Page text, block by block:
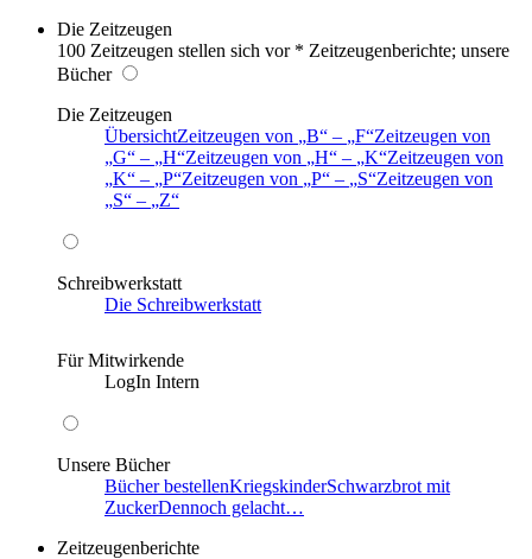
Die Zeitzeugen
100 Zeitzeugen stellen sich vor * Zeitzeugenberichte; unsere
Bücher
Die Zeitzeugen
ÜbersichtZeitzeugen von B – F Zeitzeugen von
G
– H Zeitzeugen von H – K Zeitzeugen von
K
– P Zeitzeugen von P – S Zeitzeugen von
S
– Z
Schreibwerkstatt
Die Schreibwerkstatt
Für Mitwirkende
LogIn Intern
Unsere Bücher
Bücher bestellenKriegskinderSchwarzbrot mit
ZuckerDennoch gelacht…
Zeitzeugenberichte